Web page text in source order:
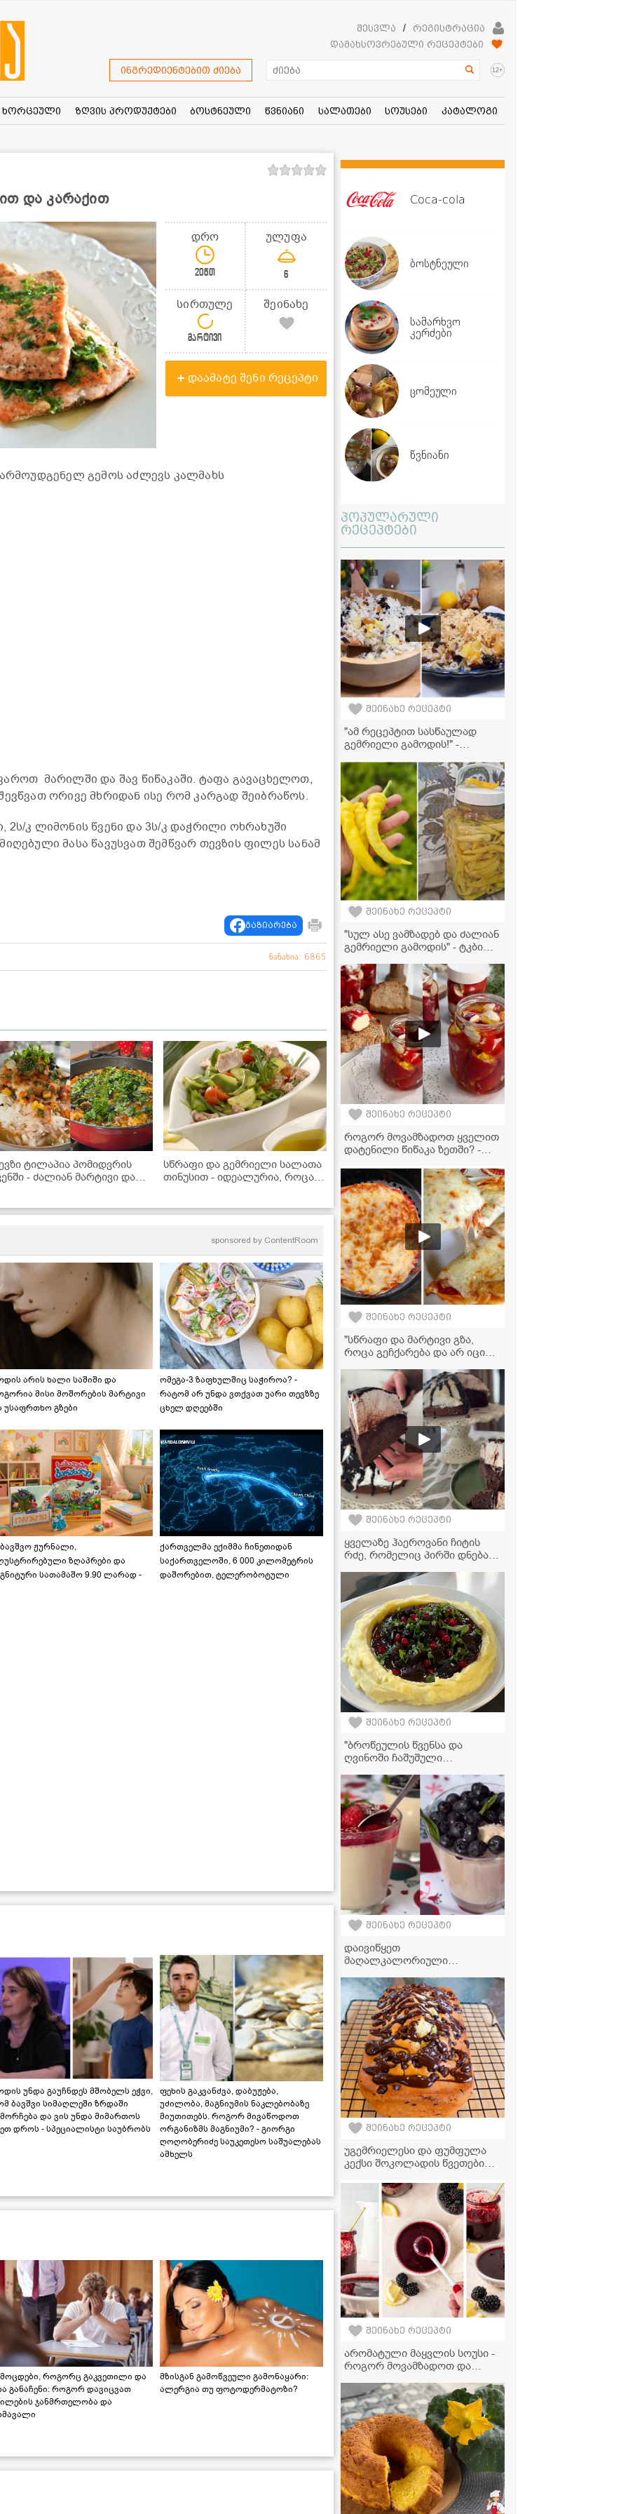
შესვლა /
რეგისტრაცია
დამახსოვრებული რეცეპტები
ინგრედიენტებით ძიება 12+
ხორცეული ზღვის პროდუქტები ბოსტნეული წვნიანი სალათები სოუსები კატალოგი
და კარაქით
დრო
20წთ
ულუფა
6
სირთულე
მარტივი
შეინახე
დაამატე შენი რეცეპტი
გემოს აძლევს კალმახს
მარილში და შავ წიწაკაში. ტაფა გავაცხელოთ,
ორივე მხრიდან ისე რომ კარგად შეიბრაწოს.
2ს/კ ლიმონის წვენი და 3ს/კ დაჭრილი ოხრახუში
მასა წავუსვათ შემწვარ თევზის ფილეს სანამ
გაზიარება
ნანახია: 6865
ტილაპია პომიდვრის
- ძალიან მარტივი და
სწრაფი და გემრიელი სალათა
თინუსით - იდეალურია, როცა
sponsored by ContentRoom
არის ხალი საშიში და
მისი მოშორების მარტივი
უსაფრთხო გზები
ომეგა-3 ზაფხულშიც საჭიროა? -
რატომ არ უნდა ვთქვათ უარი თევზზე
ცხელ დღეებში
ჟურნალი,
ზღაპრები და
სათამაშო 9.90 ლარად -
ქართველმა ექიმმა ჩინეთიდან
საქართველოში, 6 000 კილომეტრის
დაშორებით, ტელერობოტული
უნდა გაუჩნდეს მშობელს ეჭვი,
ბავშვი სიმაღლეში ზრდაში
და ვის უნდა მიმართოს
დროს - სპეციალისტი საუბრობს
ფეხის გაკვანძვა, დაბუჟება,
უძილობა, მაგნიუმის ნაკლებობაზე
მიუთითებს. როგორ მივაწოდოთ
ორგანიზმს მაგნიუმი? - გიორგი
ღოღობერიძე საუკეთესო საშუალებას
ამხელს
როგორც გაკვეთილი და
განაჩენი: როგორ დავიცვათ
ჯანმრთელობა და
მზისგან გამოწვეული გამონაყარი:
ალერგია თუ ფოტოდერმატოზი?
Coca-cola
ბოსტნეული
სამარხვო
კერძები
ცომეული
წვნიანი
პოპულარული
რეცეპტები
შეინახე რეცეპტი
"ამ რეცეპტით სასწაულად
გემრიელი გამოდის!" -
ბრინჯითა და ჩირეულით
შეინახე რეცეპტი
"სულ ასე ვამზადებ და ძალიან
გემრიელი გამოდის" - ტკბილი
შეინახე რეცეპტი
როგორ მოვამზადოთ ყველით
დატენილი წიწაკა ზეთში? -
მარტივი რეცეპტი
შეინახე რეცეპტი
"სწრაფი და მარტივი გზა,
როცა გეჩქარება და არ იცი
მომზადება აეროგრილში
შეინახე რეცეპტი
ყველაზე ჰაეროვანი ჩიტის
რძე, რომელიც პირში დნება -
მარტივი დესერტის რეცეპტი
შეინახე რეცეპტი
"ბროწეულის წვენსა და
ღვინოში ჩაშუშული
რომელიც პირში დნება" -
ყალია საქონლის ხორცით
შეინახე რეცეპტი
დაივიწყეთ
მაღალკალორიული
იოგურტის პანაკოტა,
რომელიც პირში დნება
შეინახე რეცეპტი
უგემრიელესი და ფუმფულა
კექსი შოკოლადის წვეთებით -
თან ძალიან რბილია!
შეინახე რეცეპტი
არომატული მაყვლის სოუსი -
როგორ მოვამზადოთ და